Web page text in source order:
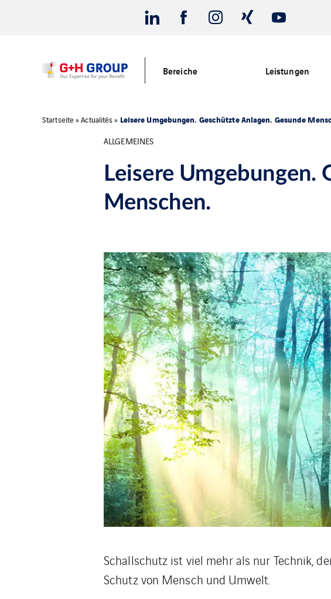
Bereiche Leistungen
Startseite »Actualités» Leisere Umgebungen. Geschützte Anlagen. Gesunde
ALLGEMEINES
Leisere Umgebungen.
Menschen.
Schallschutz ist viel mehr als nur Technik,
Schutz von Mensch und Umwelt.